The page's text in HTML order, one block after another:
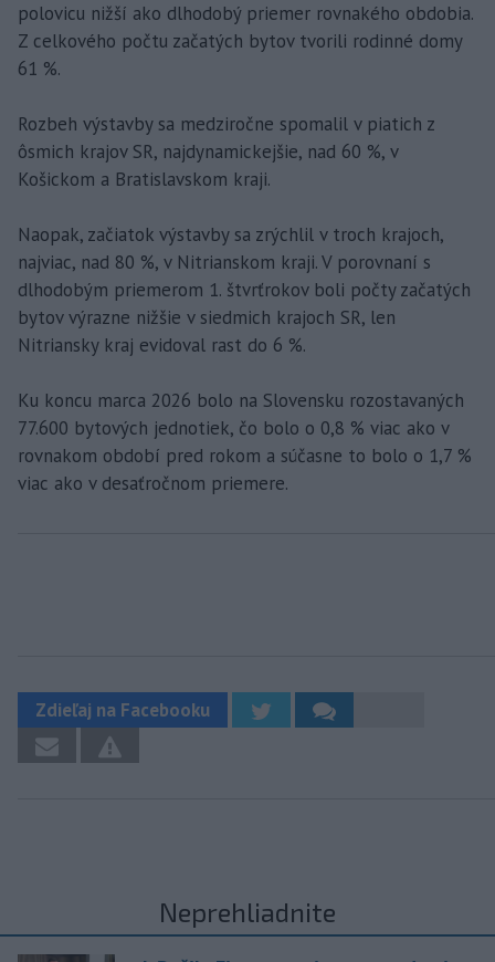
polovicu nižší ako dlhodobý priemer rovnakého obdobia.
Z celkového počtu začatých bytov tvorili rodinné domy
61 %.
Rozbeh výstavby sa medziročne spomalil v piatich z
ôsmich krajov SR, najdynamickejšie, nad 60 %, v
Košickom a Bratislavskom kraji.
Naopak, začiatok výstavby sa zrýchlil v troch krajoch,
najviac, nad 80 %, v Nitrianskom kraji. V porovnaní s
dlhodobým priemerom 1. štvrťrokov boli počty začatých
bytov výrazne nižšie v siedmich krajoch SR, len
Nitriansky kraj evidoval rast do 6 %.
Ku koncu marca 2026 bolo na Slovensku rozostavaných
77.600 bytových jednotiek, čo bolo o 0,8 % viac ako v
rovnakom období pred rokom a súčasne to bolo o 1,7 %
viac ako v desaťročnom priemere.
Zdieľaj na Facebooku
Neprehliadnite